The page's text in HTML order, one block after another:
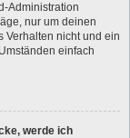
Administration
nur um deinen
nicht und ein
einfach
werde ich